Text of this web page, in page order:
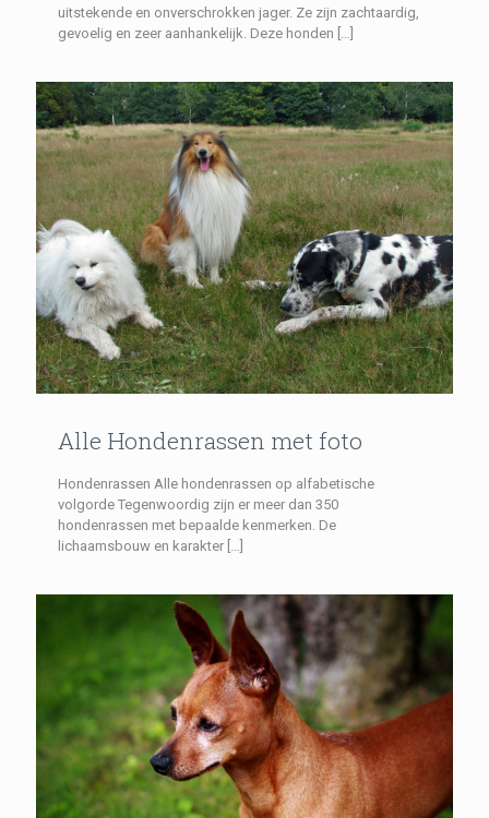
uitstekende en onverschrokken jager. Ze zijn zachtaardig,
gevoelig en zeer aanhankelijk. Deze honden […]
Alle Hondenrassen met foto
Hondenrassen Alle hondenrassen op alfabetische
volgorde Tegenwoordig zijn er meer dan 350
hondenrassen met bepaalde kenmerken. De
lichaamsbouw en karakter […]